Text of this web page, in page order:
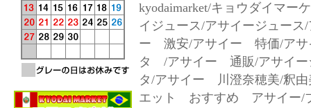
kyodaimarket/キョウダイマ
イジュース/アサイージュー
ー 激安/アサイー 特価/ア
タ /アサイー 通販/アサイ
タ/アサイー 川澄奈穂美/釈
エット おすすめ アサイー/